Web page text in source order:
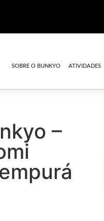
SOBRE O BUNKYO ATIVIDADES
–